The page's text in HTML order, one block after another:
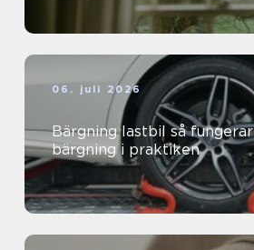
06. juli 2026
Bärgning lastbil så fungerar tung
bärgning i praktiken